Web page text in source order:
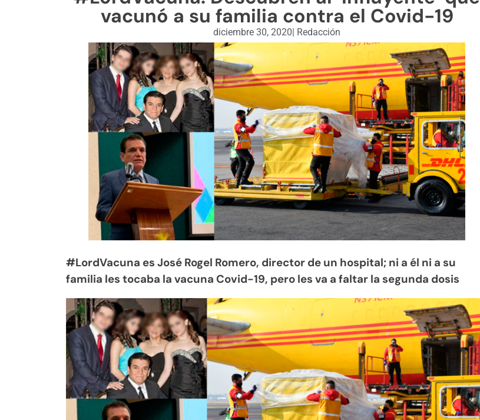
vacunó a su familia contra el Covid-19
diciembre 30, 2020 Redacción
#LordVacuna es José Rogel Romero, director de un hospital; ni a él ni a su
familia les tocaba la vacuna Covid-19, pero les va a faltar la segunda dosis